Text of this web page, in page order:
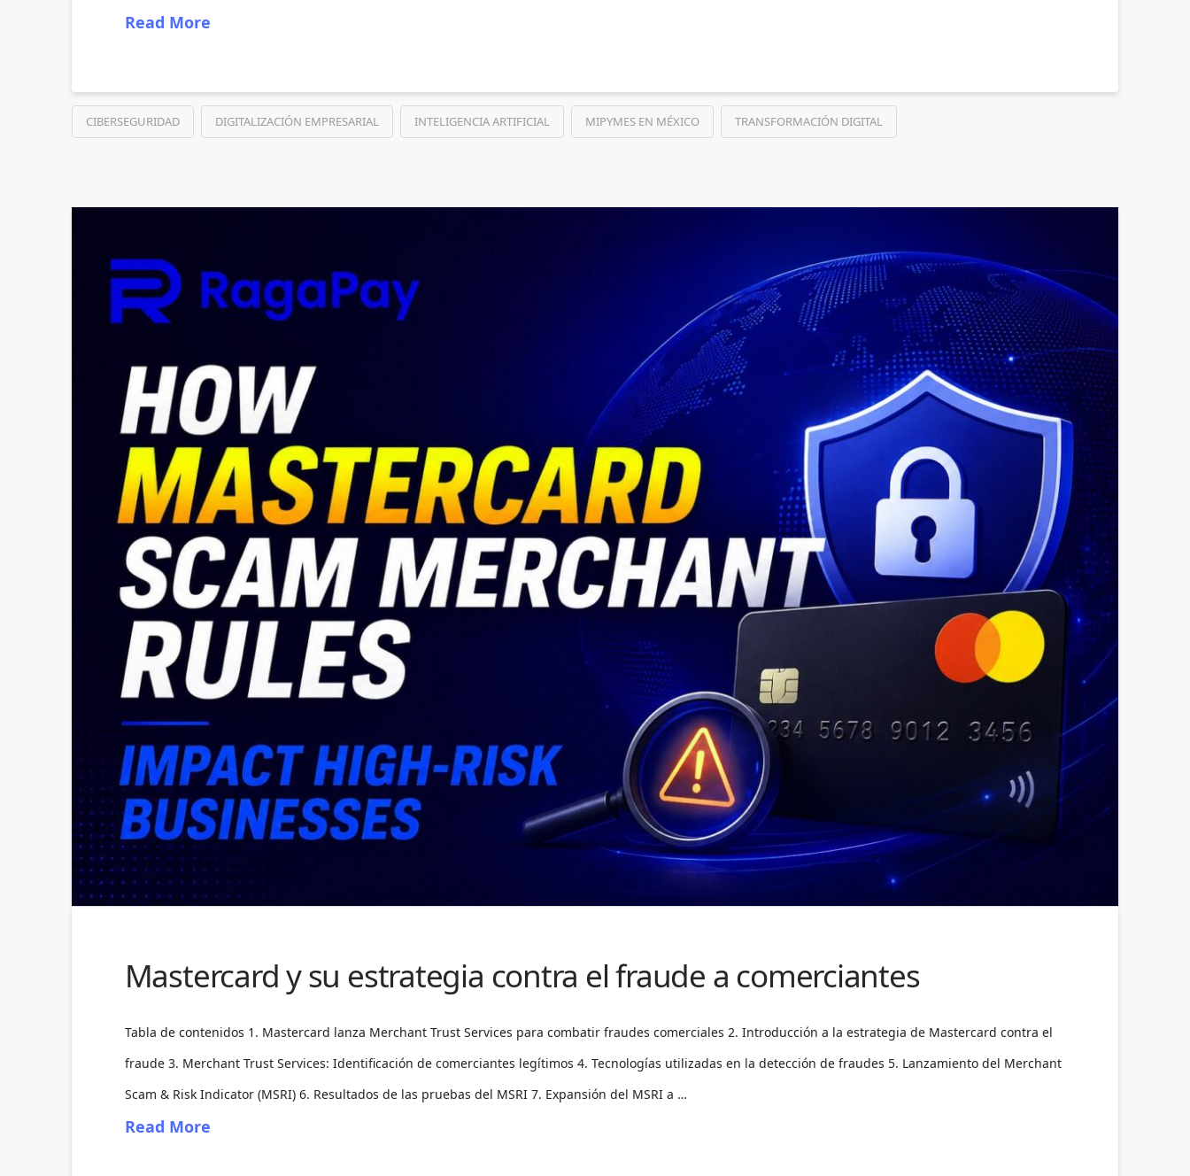
Read More
CIBERSEGURIDAD DIGITALIZACIÓN EMPRESARIAL INTELIGENCIA ARTIFICIAL MIPYMES EN MÉXICO TRANSFORMACIÓN DIGITAL
Mastercard y su estrategia contra el fraude a comerciantes
Tabla de contenidos 1. Mastercard lanza Merchant Trust Services para combatir fraudes comerciales 2. Introducción a la estrategia de Mastercard contra el
fraude 3. Merchant Trust Services: Identificación de comerciantes legítimos 4. Tecnologías utilizadas en la detección de fraudes 5. Lanzamiento del Merchant
Scam & Risk Indicator (MSRI) 6. Resultados de las pruebas del MSRI 7. Expansión del MSRI a …
Read More